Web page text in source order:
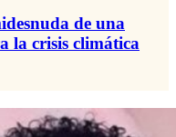
de una
la crisis climática